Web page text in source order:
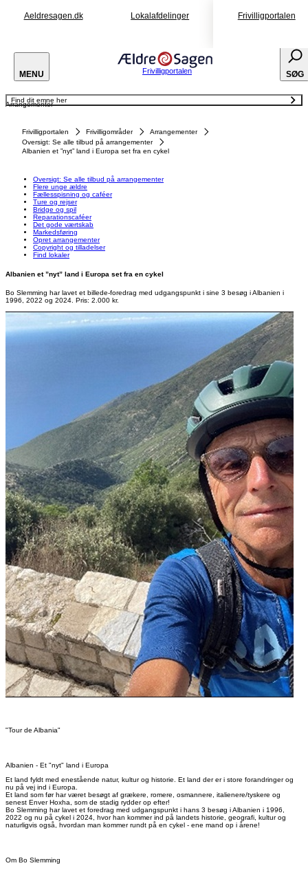
Aeldresagen.dk Lokalafdelinger Frivilligportalen
MENU Frivilligportalen SØG
Arrangementer
Find dit emne her
Oversigt: Se alle tilbud på arrangementer
Ture og rejser
Bridge og spil
Reparationscaféer
Det gode værtskab
Copyright og tilladelser
Find lokaler
Frivilligportalen Frivilligområder
Arrangementer
Oversigt: Se alle tilbud på arrangementer
Albanien et ”nyt” land i Europa set fra en cykel
Oversigt: Se alle tilbud på arrangementer
Flere unge ældre
Fællesspisning og caféer
Ture og rejser
Bridge og spil
Reparationscaféer
Det gode værtskab
Markedsføring
Opret arrangementer
Copyright og tilladelser
Find lokaler
Albanien et ”nyt” land i Europa set fra en cykel
Bo Slemming har lavet et billede-foredrag med udgangspunkt i sine 3 besøg i Albanien i
1996, 2022 og 2024. Pris: 2.000 kr.
"Tour de Albania"
Albanien - Et "nyt" land i Europa
Et land fyldt med enestående natur, kultur og historie. Et land der er i store forandringer og
nu på vej ind i Europa.
Et land som før har været besøgt af grækere, romere, osmannere, italienere/tyskere og
senest Enver Hoxha, som de stadig rydder op efter!
Bo Slemming har lavet et foredrag med udgangspunkt i hans 3 besøg i Albanien i 1996,
2022 og nu på cykel i 2024, hvor han kommer ind på landets historie, geografi, kultur og
naturligvis også, hvordan man kommer rundt på en cykel - ene mand op i årene!
Om Bo Slemming